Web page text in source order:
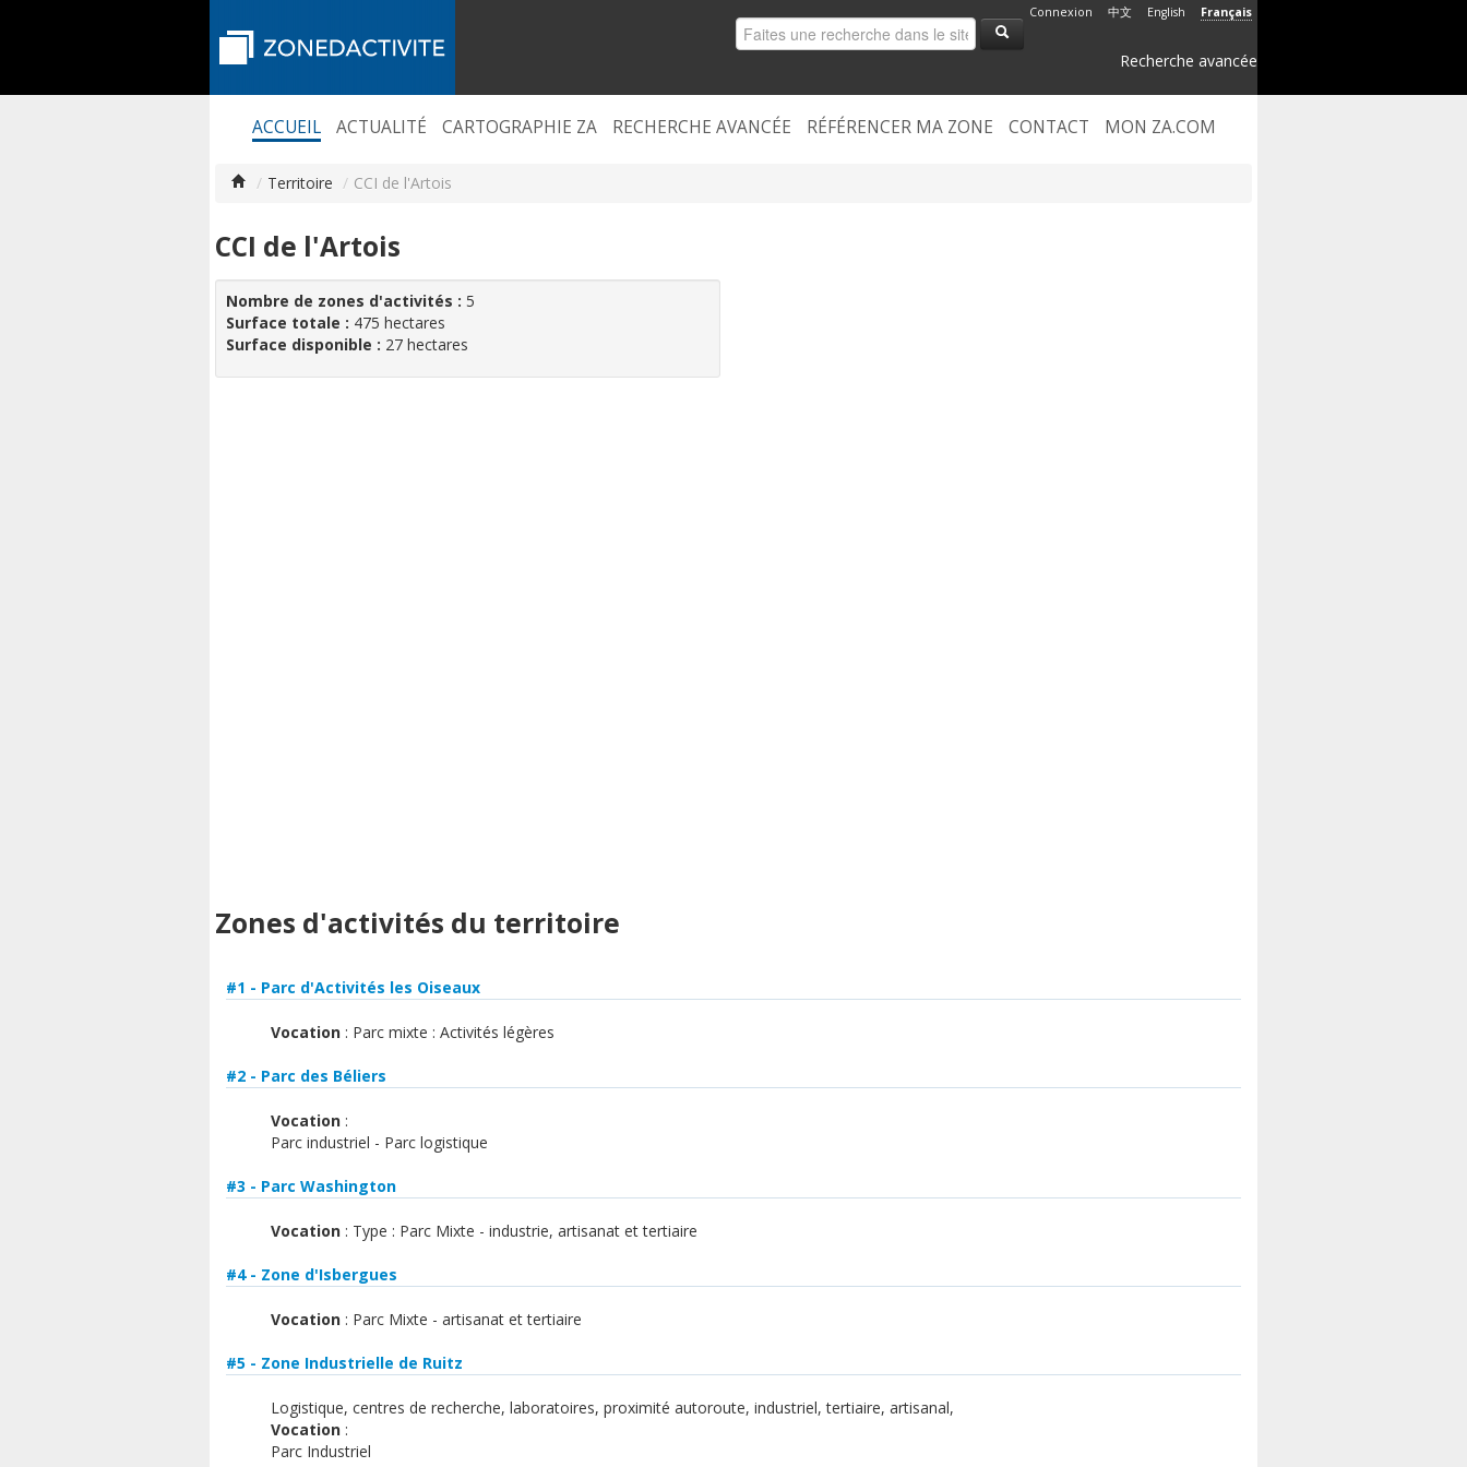
Connexion 中文 English Français
Recherche avancée
ACCUEIL ACTUALITÉ CARTOGRAPHIE ZA RECHERCHE AVANCÉE RÉFÉRENCER MA ZONE CONTACT MON ZA.COM
/ Territoire / CCI de l'Artois
CCI de l'Artois
Nombre de zones d'activités : 5
Surface totale : 475 hectares
Surface disponible : 27 hectares
Zones d'activités du territoire
#1 - Parc d'Activités les Oiseaux
Vocation : Parc mixte : Activités légères
#2 - Parc des Béliers
Vocation :
Parc industriel - Parc logistique
#3 - Parc Washington
Vocation : Type : Parc Mixte - industrie, artisanat et tertiaire
#4 - Zone d'Isbergues
Vocation : Parc Mixte - artisanat et tertiaire
#5 - Zone Industrielle de Ruitz
Logistique, centres de recherche, laboratoires, proximité autoroute, industriel, tertiaire, artisanal,
Vocation :
Parc Industriel